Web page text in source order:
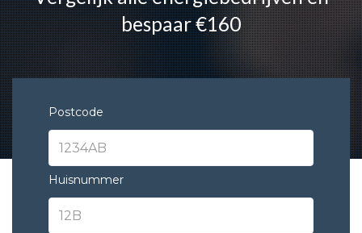
bespaar €160
Postcode
Huisnummer